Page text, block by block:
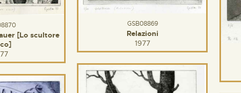
[Lo scultore
GSB08869
Relazioni
1977